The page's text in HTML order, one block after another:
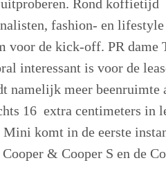
Rond koffietijd
fashion- en lifestyle
voor de kick-off. PR dame
interessant is voor de
namelijk meer beenruimte
16 extra centimeters in
komt in de eerste
& Cooper S en de